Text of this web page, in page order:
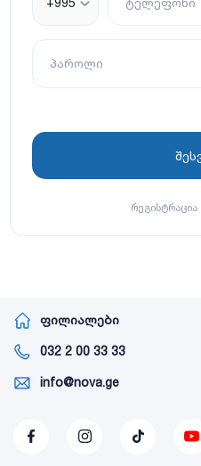
პაროლი
რეგისტრაცია
ფილიალები
032 2 00 33 33
info@nova.ge